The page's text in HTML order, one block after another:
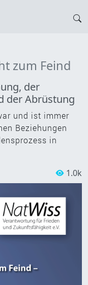
zum Feind
der
der Abrüstung
und ist immer
Beziehungen
in
1.0k